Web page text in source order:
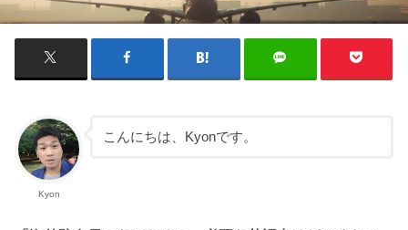
Kyon
こんにちは、Kyonです。